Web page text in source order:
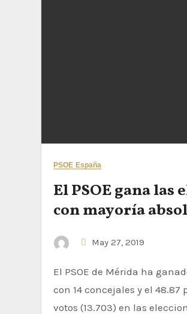
PSOE España
El PSOE gana las
con mayoría
May 27, 2019
El PSOE de Mérida ha ganado las elecciones
con 14 concejales y el 48.87
votos (13.703) en las